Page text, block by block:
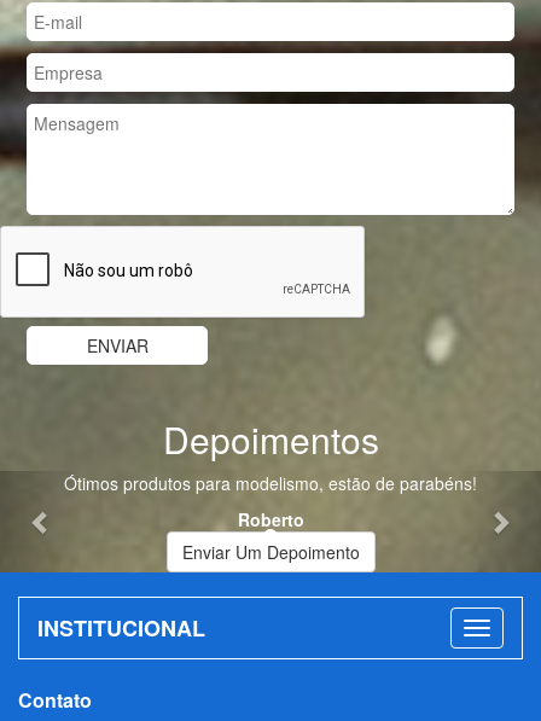
Depoimentos
Ótimos produtos para modelismo, estão de parabéns!
Roberto
Previous
Enviar Um Depoimento
INSTITUCIONAL
Contato